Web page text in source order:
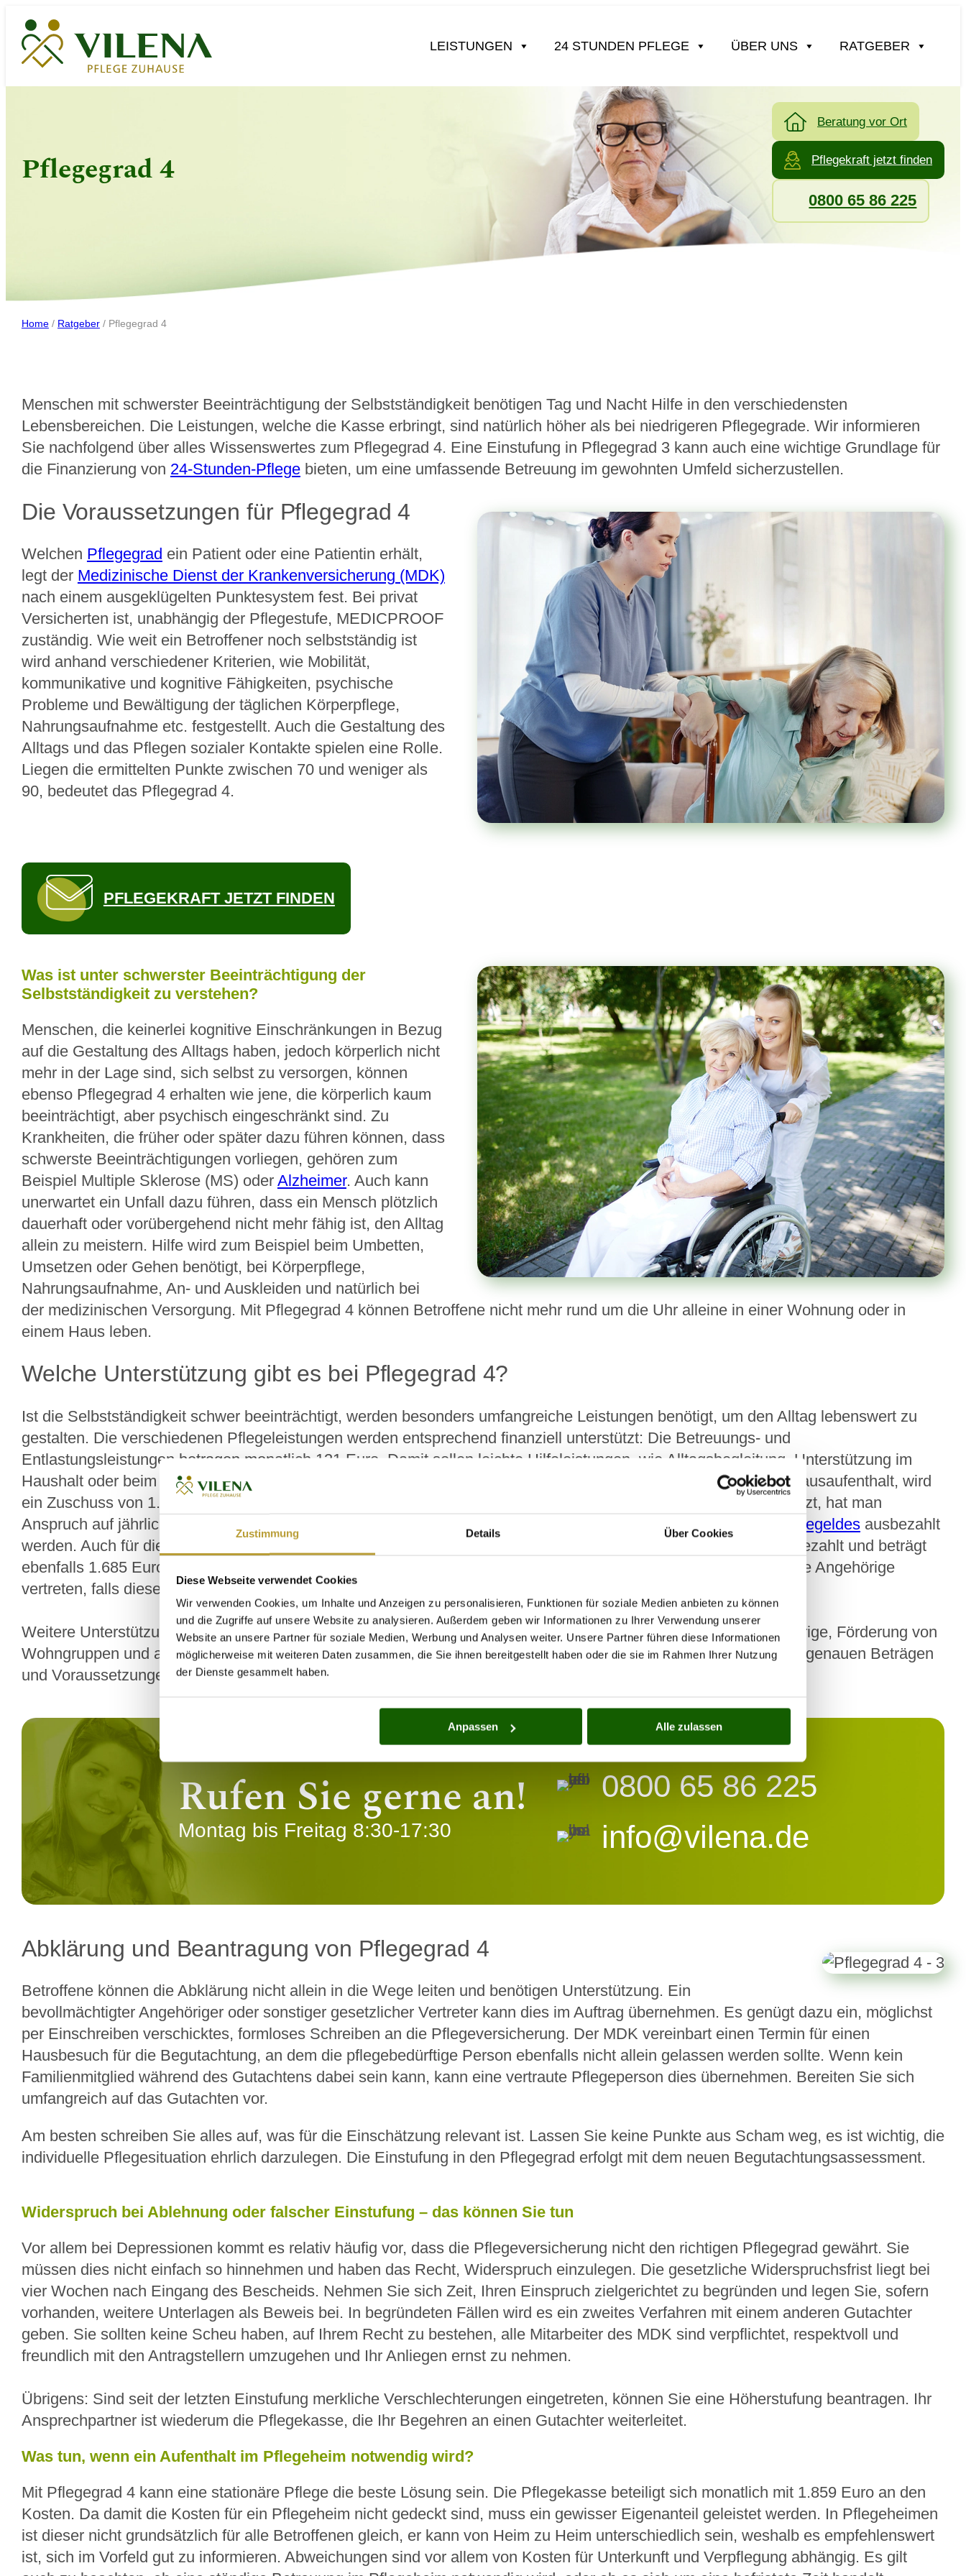
Zustimmung Details Über Cookies
Diese Webseite verwendet Cookies
Wir verwenden Cookies, um Inhalte und Anzeigen zu personalisieren, Funktionen für soziale Medien anbieten zu können
und die Zugriffe auf unsere Website zu analysieren. Außerdem geben wir Informationen zu Ihrer Verwendung unserer
Website an unsere Partner für soziale Medien, Werbung und Analysen weiter. Unsere Partner führen diese Informationen
möglicherweise mit weiteren Daten zusammen, die Sie ihnen bereitgestellt haben oder die sie im Rahmen Ihrer Nutzung
der Dienste gesammelt haben.
Anpassen Alle zulassen
Zum
Inhalt
springen
LEISTUNGEN 24 STUNDEN PFLEGE ÜBER UNS RATGEBER
Pflegegrad 4
Beratung vor Ort
Pflegekraft jetzt finden
0800 65 86 225
Home/ Ratgeber/ Pflegegrad 4
Menschen mit schwerster Beeinträchtigung der Selbstständigkeit benötigen Tag und Nacht Hilfe in den verschiedensten
Lebensbereichen. Die Leistungen, welche die Kasse erbringt, sind natürlich höher als bei niedrigeren Pflegegrade. Wir informieren
Sie nachfolgend über alles Wissenswertes zum Pflegegrad 4. Eine Einstufung in Pflegegrad 3 kann auch eine wichtige Grundlage für
die Finanzierung von 24-Stunden-Pflegebieten, um eine umfassende Betreuung im gewohnten Umfeld sicherzustellen.
Die Voraussetzungen für Pflegegrad 4
Welchen Pflegegrad ein Patient oder eine Patientin erhält,
legt der Medizinische Dienst der Krankenversicherung (MDK)
nach einem ausgeklügelten Punktesystem fest. Bei privat
Versicherten ist, unabhängig der Pflegestufe, MEDICPROOF
zuständig. Wie weit ein Betroffener noch selbstständig ist
wird anhand verschiedener Kriterien, wie Mobilität,
kommunikative und kognitive Fähigkeiten, psychische
Probleme und Bewältigung der täglichen Körperpflege,
Nahrungsaufnahme etc. festgestellt. Auch die Gestaltung des
Alltags und das Pflegen sozialer Kontakte spielen eine Rolle.
Liegen die ermittelten Punkte zwischen 70 und weniger als
90, bedeutet das Pflegegrad 4.
PFLEGEKRAFT JETZT FINDEN
Was ist unter schwerster Beeinträchtigung der
Selbstständigkeit zu verstehen?
Menschen, die keinerlei kognitive Einschränkungen in Bezug
auf die Gestaltung des Alltags haben, jedoch körperlich nicht
mehr in der Lage sind, sich selbst zu versorgen, können
ebenso Pflegegrad 4 erhalten wie jene, die körperlich kaum
beeinträchtigt, aber psychisch eingeschränkt sind. Zu
Krankheiten, die früher oder später dazu führen können, dass
schwerste Beeinträchtigungen vorliegen, gehören zum
Beispiel Multiple Sklerose (MS) oder Alzheimer. Auch kann
unerwartet ein Unfall dazu führen, dass ein Mensch plötzlich
dauerhaft oder vorübergehend nicht mehr fähig ist, den Alltag
allein zu meistern. Hilfe wird zum Beispiel beim Umbetten,
Umsetzen oder Gehen benötigt, bei Körperpflege,
Nahrungsaufnahme, An- und Auskleiden und natürlich bei
der medizinischen Versorgung. Mit Pflegegrad 4 können Betroffene nicht mehr rund um die Uhr alleine in einer Wohnung oder in
einem Haus leben.
Welche Unterstützung gibt es bei Pflegegrad 4?
Ist die Selbstständigkeit schwer beeinträchtigt, werden besonders umfangreiche Leistungen benötigt, um den Alltag lebenswert zu
gestalten. Die verschiedenen Pflegeleistungen werden entsprechend finanziell unterstützt: Die Betreuungs- und
Entlastungsleistungen betragen monatlich 131 Euro. Damit sollen leichte Hilfeleistungen, wie Alltagsbegleitung, Unterstützung im
Haushalt oder beim Einkaufen bezahlt werden. Für
, zum Beispiel in Anschluss an einen Krankenhausaufenthalt, wird
ein Zuschuss von 1.854 Euro gewährt. Gut zu wissen: Wurde im laufenden Jahr keine
Verhinderungspflege
genutzt, hat man
Anspruch auf jährlich acht Wochen Kurzzeitpflege. Zusätzlich kann in dieser Zeit die Hälfte des monatlichen
Pflegegeldesausbezahlt
werden. Auch für die Verhinderungspflege gibt es einen Zuschuss, dieser wird für maximal vier Wochen jährlich gezahlt und beträgt
ebenfalls 1.685 Euro. Verhinderungspflege wird grundsätzlich von professionellen Pflegern geleistet, die pflegende Angehörige
vertreten, falls diese vorübergehend ausfallen sollten.
Weitere Unterstützungen bei Pflegegrad 4 gibt es in Form von Wohnraumanpassungen, Pflegekursen für Angehörige, Förderung von
Wohngruppen und anderen Hilfen, die den Alltag erleichtern. Erkundigen Sie sich bei Ihrer Pflegekasse nach den genauen Beträgen
und Voraussetzungen.
Rufen Sie gerne an!
Montag bis Freitag 8:30-17:30
0800 65 86 225
info@vilena.de
Abklärung und Beantragung von Pflegegrad 4
Betroffene können die Abklärung nicht allein in die Wege leiten und benötigen Unterstützung. Ein
bevollmächtigter Angehöriger oder sonstiger gesetzlicher Vertreter kann dies im Auftrag übernehmen. Es genügt dazu ein, möglichst
per Einschreiben verschicktes, formloses Schreiben an die Pflegeversicherung. Der MDK vereinbart einen Termin für einen
Hausbesuch für die Begutachtung, an dem die pflegebedürftige Person ebenfalls nicht allein gelassen werden sollte. Wenn kein
Familienmitglied während des Gutachtens dabei sein kann, kann eine vertraute Pflegeperson dies übernehmen. Bereiten Sie sich
umfangreich auf das Gutachten vor.
Am besten schreiben Sie alles auf, was für die Einschätzung relevant ist. Lassen Sie keine Punkte aus Scham weg, es ist wichtig, die
individuelle Pflegesituation ehrlich darzulegen. Die Einstufung in den Pflegegrad erfolgt mit dem neuen Begutachtungsassessment.
Widerspruch bei Ablehnung oder falscher Einstufung – das können Sie tun
Vor allem bei Depressionen kommt es relativ häufig vor, dass die Pflegeversicherung nicht den richtigen Pflegegrad gewährt. Sie
müssen dies nicht einfach so hinnehmen und haben das Recht, Widerspruch einzulegen. Die gesetzliche Widerspruchsfrist liegt bei
vier Wochen nach Eingang des Bescheids. Nehmen Sie sich Zeit, Ihren Einspruch zielgerichtet zu begründen und legen Sie, sofern
vorhanden, weitere Unterlagen als Beweis bei. In begründeten Fällen wird es ein zweites Verfahren mit einem anderen Gutachter
geben. Sie sollten keine Scheu haben, auf Ihrem Recht zu bestehen, alle Mitarbeiter des MDK sind verpflichtet, respektvoll und
freundlich mit den Antragstellern umzugehen und Ihr Anliegen ernst zu nehmen.
Übrigens: Sind seit der letzten Einstufung merkliche Verschlechterungen eingetreten, können Sie eine Höherstufung beantragen. Ihr
Ansprechpartner ist wiederum die Pflegekasse, die Ihr Begehren an einen Gutachter weiterleitet.
Was tun, wenn ein Aufenthalt im Pflegeheim notwendig wird?
Mit Pflegegrad 4 kann eine stationäre Pflege die beste Lösung sein. Die Pflegekasse beteiligt sich monatlich mit 1.859 Euro an den
Kosten. Da damit die Kosten für ein Pflegeheim nicht gedeckt sind, muss ein gewisser Eigenanteil geleistet werden. In Pflegeheimen
ist dieser nicht grundsätzlich für alle Betroffenen gleich, er kann von Heim zu Heim unterschiedlich sein, weshalb es empfehlenswert
ist, sich im Vorfeld gut zu informieren. Abweichungen sind vor allem von Kosten für Unterkunft und Verpflegung abhängig. Es gilt